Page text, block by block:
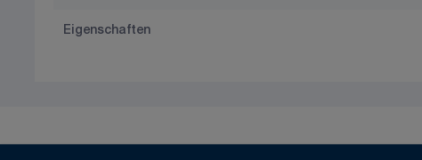
Eigenschaften